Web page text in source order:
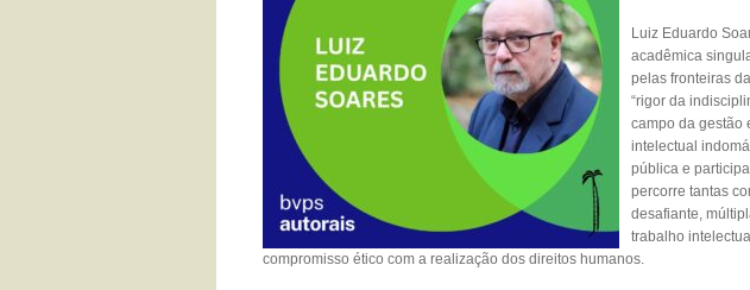
Luiz Eduardo
acadêmica
pelas fronteiras
“rigor da
campo da gestão
intelectual
pública e
percorre tantas
desafiante,
trabalho
compromisso ético com a realização dos direitos humanos.